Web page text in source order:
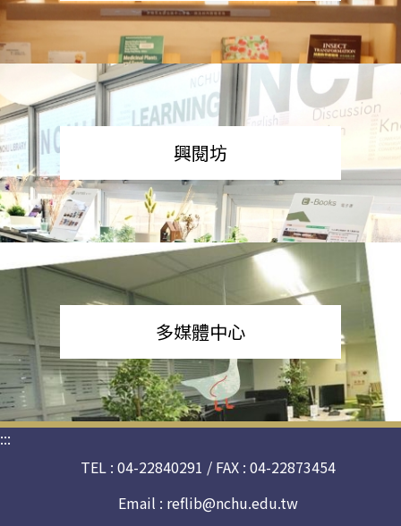
興閱坊
多媒體中心
:::
TEL : 04-22840291 / FAX : 04-22873454
Email : reflib@nchu.edu.tw